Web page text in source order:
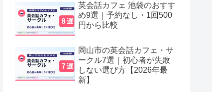
英会話カフェ 池袋のおすす
め9選｜予約なし・1回500
円から比較
岡山市の英会話カフェ・サ
ークル7選｜初心者が失敗
しない選び方【2026年最
新】